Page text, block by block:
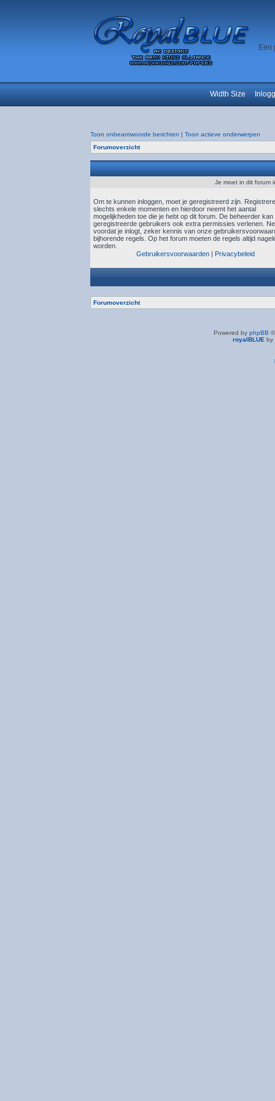
Een
Width Size
Toon onbeantwoorde berichten | Toon actieve onderwerpen
Forumoverzicht
Je moet in dit forum
Om te kunnen inloggen, moet je geregistreerd zijn.
slechts enkele momenten en hierdoor neemt het aantal
mogelijkheden toe die je hebt op dit forum. De beheerder kan
geregistreerde gebruikers ook extra permissies verlenen.
voordat je inlogt, zeker kennis van onze
bijhorende regels. Op het forum moeten de regels altijd
worden.
Gebruikersvoorwaarden | Privacybeleid
Forumoverzicht
Powered by phpBB
royalBLUE by